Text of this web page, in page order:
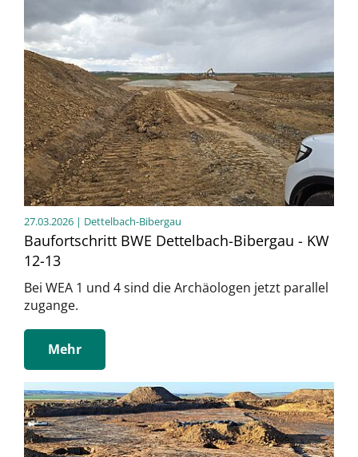
27.03.2026 | Dettelbach-Bibergau
Baufortschritt BWE Dettelbach-Bibergau - KW
12-13
Bei WEA 1 und 4 sind die Archäologen jetzt parallel
zugange.
Mehr